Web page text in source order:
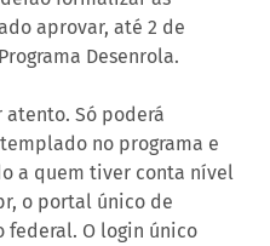
aprovar, até 2 de
Desenrola.
Só poderá
no programa e
a quem tiver conta nível
o portal único de
federal. O login único